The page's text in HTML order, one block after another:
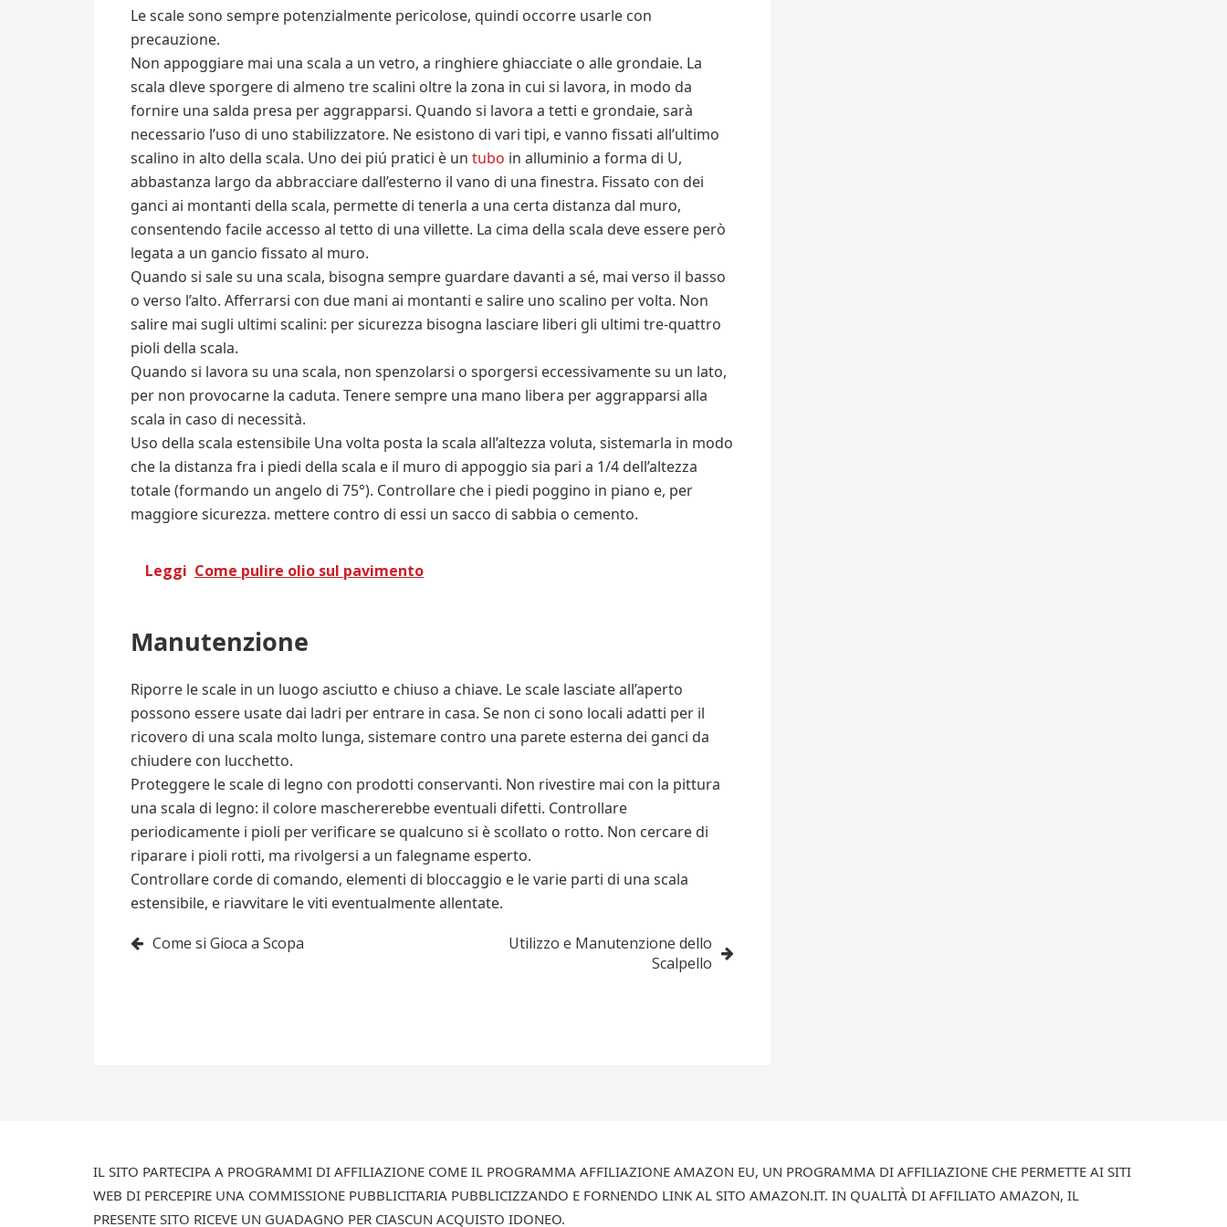
Le scale sono sempre potenzialmente pericolose, quindi occorre usarle con
precauzione.
Non appoggiare mai una scala a un vetro, a ringhiere ghiacciate o alle grondaie. La
scala dleve sporgere di almeno tre scalini oltre la zona in cui si lavora, in modo da
fornire una salda presa per aggrapparsi. Quando si lavora a tetti e grondaie, sarà
necessario l’uso di uno stabilizzatore. Ne esistono di vari tipi, e vanno fissati all’ultimo
scalino in alto della scala. Uno dei piú pratici è un tubo in alluminio a forma di U,
abbastanza largo da abbracciare dall’esterno il vano di una finestra. Fissato con dei
ganci ai montanti della scala, permette di tenerla a una certa distanza dal muro,
consentendo facile accesso al tetto di una villette. La cima della scala deve essere però
legata a un gancio fissato al muro.
Quando si sale su una scala, bisogna sempre guardare davanti a sé, mai verso il basso
o verso l’alto. Afferrarsi con due mani ai montanti e salire uno scalino per volta. Non
salire mai sugli ultimi scalini: per sicurezza bisogna lasciare liberi gli ultimi tre-quattro
pioli della scala.
Quando si lavora su una scala, non spenzolarsi o sporgersi eccessivamente su un lato,
per non provocarne la caduta. Tenere sempre una mano libera per aggrapparsi alla
scala in caso di necessità.
Uso della scala estensibile Una volta posta la scala all’altezza voluta, sistemarla in modo
che la distanza fra i piedi della scala e il muro di appoggio sia pari a 1/4 dell’altezza
totale (formando un angelo di 75°). Controllare che i piedi poggino in piano e, per
maggiore sicurezza. mettere contro di essi un sacco di sabbia o cemento.
Leggi Come pulire olio sul pavimento
Manutenzione
Riporre le scale in un luogo asciutto e chiuso a chiave. Le scale lasciate all’aperto
possono essere usate dai ladri per entrare in casa. Se non ci sono locali adatti per il
ricovero di una scala molto lunga, sistemare contro una parete esterna dei ganci da
chiudere con lucchetto.
Proteggere le scale di legno con prodotti conservanti. Non rivestire mai con la pittura
una scala di legno: il colore maschererebbe eventuali difetti. Controllare
periodicamente i pioli per verificare se qualcuno si è scollato o rotto. Non cercare di
riparare i pioli rotti, ma rivolgersi a un falegname esperto.
Controllare corde di comando, elementi di bloccaggio e le varie parti di una scala
estensibile, e riavvitare le viti eventualmente allentate.
Navigazione
Come si Gioca a Scopa
Utilizzo e Manutenzione dello
Scalpello
IL SITO PARTECIPA A PROGRAMMI DI AFFILIAZIONE COME IL PROGRAMMA AFFILIAZIONE AMAZON EU, UN PROGRAMMA DI AFFILIAZIONE CHE PERMETTE AI SITI
WEB DI PERCEPIRE UNA COMMISSIONE PUBBLICITARIA PUBBLICIZZANDO E FORNENDO LINK AL SITO AMAZON.IT. IN QUALITÀ DI AFFILIATO AMAZON, IL
PRESENTE SITO RICEVE UN GUADAGNO PER CIASCUN ACQUISTO IDONEO.